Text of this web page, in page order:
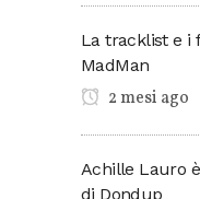
La tracklist e i
MadMan
2 mesi ago
Achille Lauro
di Dondup